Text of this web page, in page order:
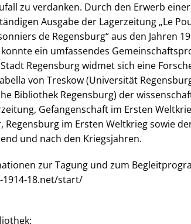
zu verdanken. Durch den Erwerb
Ausgabe der Lagerzeitung „Le
de Regensburg“ aus den Jahren
ein umfassendes
Regensburg widmet sich eine
von Treskow (Universität
Bibliothek Regensburg) der
Gefangenschaft im Ersten
Regensburg im Ersten Weltkrieg sowie
und nach den Kriegsjahren.
zur Tagung und zum
18.net/start/